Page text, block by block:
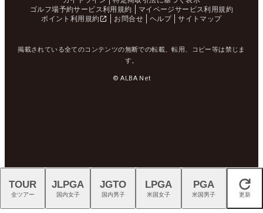
ゴルフ場予約サービス利用規約
マイページサービス利用規約
ポイント利用規約
お問合せ ヘルプ サイトマップ
掲載されている全てのコンテンツの無断での転載、転用、コピー等は禁じま
す。
© ALBA Net
閉じる
TOUR
全ツアー
JLPGA
国内女子
JGTO
国内男子
LPGA
米国女子
PGA
米国男子 更新